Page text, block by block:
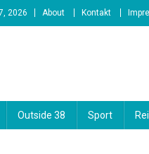
2026 About Kontakt
Outside 38 Sport